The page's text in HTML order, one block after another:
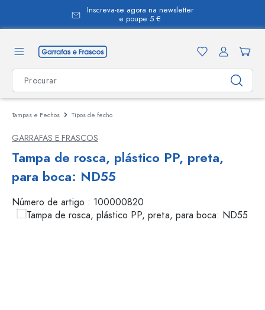
Inscreva-se agora na newsletter
e poupe 5 €
Tampas e Fechos Tipos de fecho
GARRAFAS E FRASCOS
Tampa de rosca, plástico PP, preta,
para boca: ND55
Número de artigo : 100000820